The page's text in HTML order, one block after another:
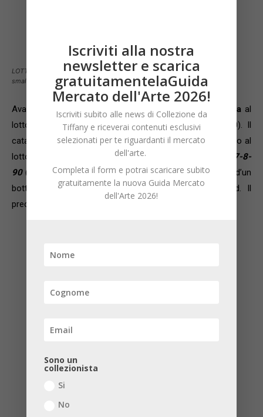
LOTTO 89 – LUCIO FONTANA, Crocifisso, 1955-56. Scultura in terracotta
smaltata policroma, cm 36×18. Courtesy: Il Ponte
Avanti tutta, il Crocifisso del 1955-56 di Lucio Fontana al
lotto 89 vola a250.000 euro(stima massima 70.000). Il
catalogo scorre e siamo quasi al termine dell’asta, quando al
lotto 93 arriva l’imponente olio su tela
Abecedarium 17-8-
90(stima: 30-50.000 euro)di Irma Blankche raggiunge d’un
botto i
110.000 euroe, ancora una volta è record. Il
precedente, stabilito sempre al Ponte, era di 80.000.
Iscriviti alla nostra
newsletter e scarica
gratuitamentelaGuida
Mercato dell'Arte 2026!
Iscriviti subito alle news di Collezione da
Tiffany e riceverai contenuti esclusivi
selezionati per te riguardanti il mercato
dell'arte.
Completa il form e potrai scaricare subito
gratuitamente la nuova Guida Mercato
dell'Arte 2026!
Sono un
collezionista
Si
No